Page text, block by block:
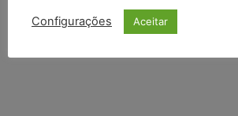
Configurações Aceitar